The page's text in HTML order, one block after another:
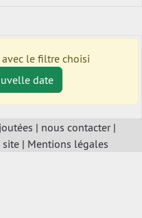
le filtre choisi
date
| nous contacter|
| Mentions légales